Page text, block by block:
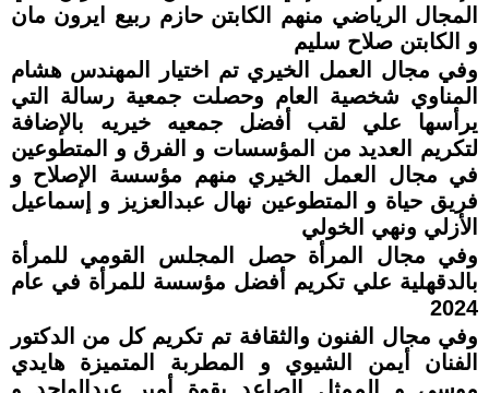
المجال الرياضي منهم الكابتن حازم ربيع ايرون مان
و الكابتن صلاح سليم
وفي مجال العمل الخيري تم اختيار المهندس هشام
المناوي شخصية العام وحصلت جمعية رسالة التي
يرأسها علي لقب أفضل جمعيه خيريه بالإضافة
لتكريم العديد من المؤسسات و الفرق و المتطوعين
في مجال العمل الخيري منهم مؤسسة الإصلاح و
فريق حياة و المتطوعين نهال عبدالعزيز و إسماعيل
الأزلي ونهي الخولي
وفي مجال المرأة حصل المجلس القومي للمرأة
بالدقهلية علي تكريم أفضل مؤسسة للمرأة في عام
2024
وفي مجال الفنون والثقافة تم تكريم كل من الدكتور
الفنان أيمن الشيوي و المطربة المتميزة هايدي